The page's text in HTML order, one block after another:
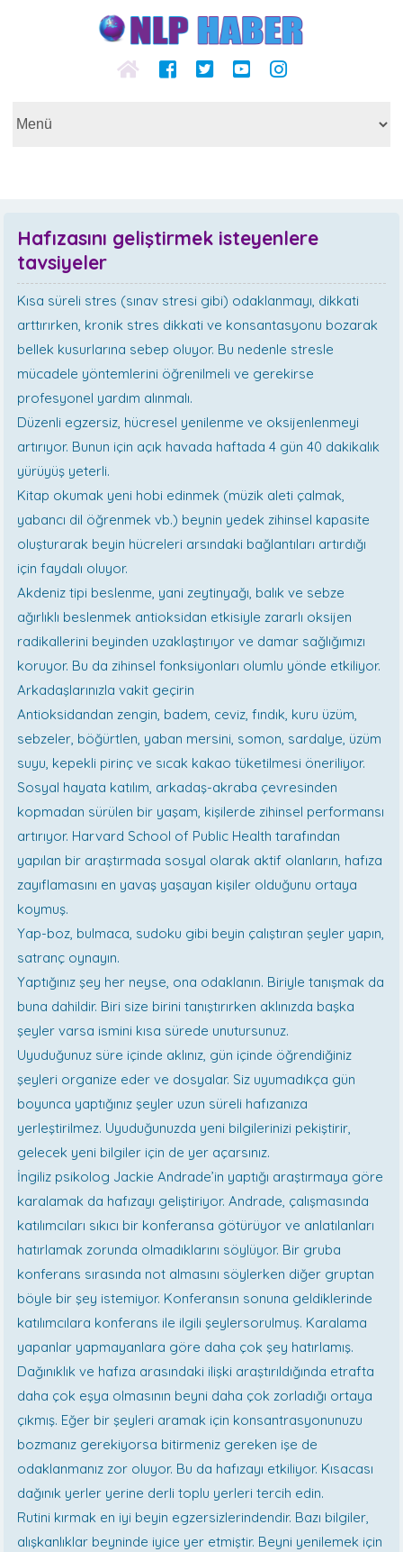
Hafızasını geliştirmek isteyenlere
tavsiyeler
Kısa süreli stres (sınav stresi gibi) odaklanmayı, dikkati
arttırırken, kronik stres dikkati ve konsantasyonu bozarak
bellek kusurlarına sebep oluyor. Bu nedenle stresle
mücadele yöntemlerini öğrenilmeli ve gerekirse
profesyonel yardım alınmalı.
Düzenli egzersiz, hücresel yenilenme ve oksijenlenmeyi
artırıyor. Bunun için açık havada haftada 4 gün 40 dakikalık
yürüyüş yeterli.
Kitap okumak yeni hobi edinmek (müzik aleti çalmak,
yabancı dil öğrenmek vb.) beynin yedek zihinsel kapasite
oluşturarak beyin hücreleri arsındaki bağlantıları artırdığı
için faydalı oluyor.
Akdeniz tipi beslenme, yani zeytinyağı, balık ve sebze
ağırlıklı beslenmek antioksidan etkisiyle zararlı oksijen
radikallerini beyinden uzaklaştırıyor ve damar sağlığımızı
koruyor. Bu da zihinsel fonksiyonları olumlu yönde etkiliyor.
Arkadaşlarınızla vakit geçirin
Antioksidandan zengin, badem, ceviz, fındık, kuru üzüm,
sebzeler, böğürtlen, yaban mersini, somon, sardalye, üzüm
suyu, kepekli pirinç ve sıcak kakao tüketilmesi öneriliyor.
Sosyal hayata katılım, arkadaş-akraba çevresinden
kopmadan sürülen bir yaşam, kişilerde zihinsel performansı
artırıyor. Harvard School of Public Health tarafından
yapılan bir araştırmada sosyal olarak aktif olanların, hafıza
zayıflamasını en yavaş yaşayan kişiler olduğunu ortaya
koymuş.
Yap-boz, bulmaca, sudoku gibi beyin çalıştıran şeyler yapın,
satranç oynayın.
Yaptığınız şey her neyse, ona odaklanın. Biriyle tanışmak da
buna dahildir. Biri size birini tanıştırırken aklınızda başka
şeyler varsa ismini kısa sürede unutursunuz.
Uyuduğunuz süre içinde aklınız, gün içinde öğrendiğiniz
şeyleri organize eder ve dosyalar. Siz uyumadıkça gün
boyunca yaptığınız şeyler uzun süreli hafızanıza
yerleştirilmez. Uyuduğunuzda yeni bilgilerinizi pekiştirir,
gelecek yeni bilgiler için de yer açarsınız.
İngiliz psikolog Jackie Andrade’in yaptığı araştırmaya göre
karalamak da hafızayı geliştiriyor. Andrade, çalışmasında
katılımcıları sıkıcı bir konferansa götürüyor ve anlatılanları
hatırlamak zorunda olmadıklarını söylüyor. Bir gruba
konferans sırasında not almasını söylerken diğer gruptan
böyle bir şey istemiyor. Konferansın sonuna geldiklerinde
katılımcılara konferans ile ilgili şeylersorulmuş. Karalama
yapanlar yapmayanlara göre daha çok şey hatırlamış.
Dağınıklık ve hafıza arasındaki ilişki araştırıldığında etrafta
daha çok eşya olmasının beyni daha çok zorladığı ortaya
çıkmış. Eğer bir şeyleri aramak için konsantrasyonunuzu
bozmanız gerekiyorsa bitirmeniz gereken işe de
odaklanmanız zor oluyor. Bu da hafızayı etkiliyor. Kısacası
dağınık yerler yerine derli toplu yerleri tercih edin.
Rutini kırmak en iyi beyin egzersizlerindendir. Bazı bilgiler,
alışkanlıklar beyninde iyice yer etmiştir. Beyni yenilemek için